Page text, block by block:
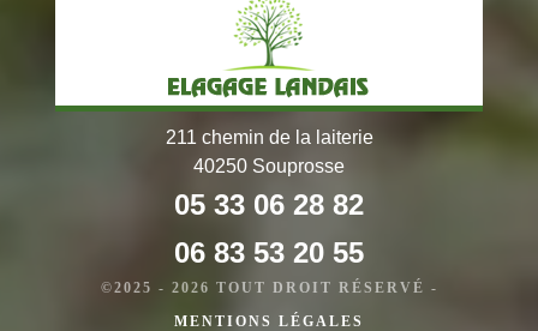
211 chemin de la laiterie
40250 Souprosse
05 33 06 28 82
06 83 53 20 55
©2025 - 2026 TOUT DROIT RÉSERVÉ -
MENTIONS LÉGALES